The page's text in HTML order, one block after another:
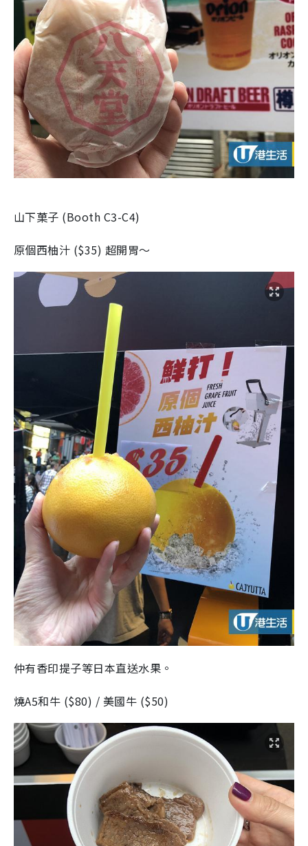
山下菓子 (Booth C3-C4)
原個西柚汁 ($35) 超開胃～
仲有香印提子等日本直送水果。
燒A5和牛 ($80) / 美國牛 ($50)